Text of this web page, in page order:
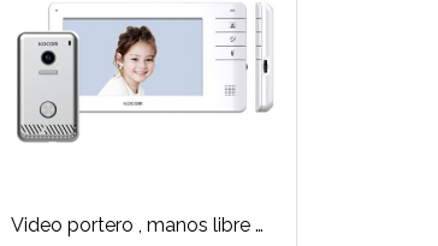
Video portero , manos libre marca KOcom , modelo KCV-S701EB + KC-S81M